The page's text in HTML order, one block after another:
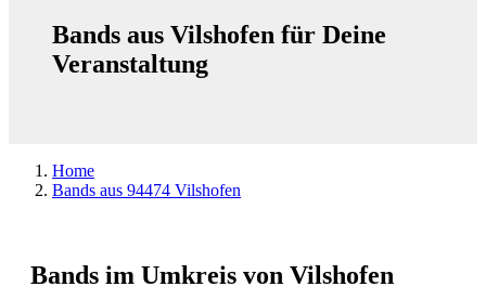
Bands aus Vilshofen für Deine
Veranstaltung
Home
Bands aus 94474 Vilshofen
Bands im Umkreis von Vilshofen